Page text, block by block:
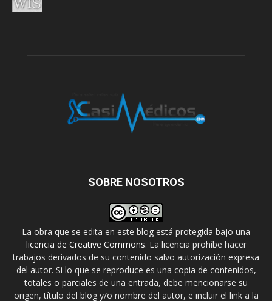
SOBRE NOSOTROS
La obra que se edita en este blog está protegida bajo una
licencia de Creative Commons. La licencia prohíbe hacer
trabajos derivados de su contenido salvo autorización expresa
del autor. Si lo que se reproduce es una copia de contenidos,
totales o parciales de una entrada, debe mencionarse su
origen, título del blog y/o nombre del autor, e incluir el link a la